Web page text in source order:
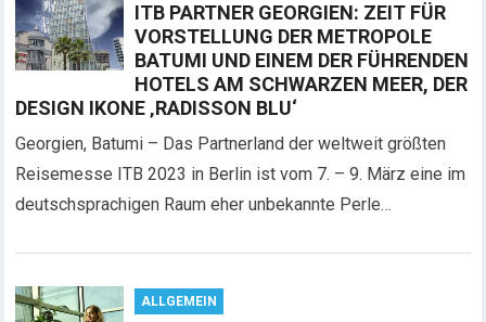
ITB PARTNER GEORGIEN: ZEIT FÜR
VORSTELLUNG DER METROPOLE
BATUMI UND EINEM DER FÜHRENDEN
HOTELS AM SCHWARZEN MEER, DER
DESIGN IKONE ‚RADISSON BLU‘
Georgien, Batumi – Das Partnerland der weltweit größten
Reisemesse ITB 2023 in Berlin ist vom 7. – 9. März eine im
deutschsprachigen Raum eher unbekannte Perle…
ALLGEMEIN